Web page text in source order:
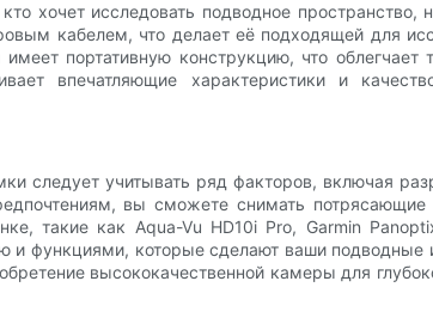
хочет исследовать подводное
кабелем, что делает её подходящей для
портативную конструкцию, что
впечатляющие характеристики и
следует учитывать ряд факторов, включая
вы сможете снимать
такие как Aqua-Vu HD10i Pro, Garmin
и функциями, которые сделают ваши
высококачественной камеры для